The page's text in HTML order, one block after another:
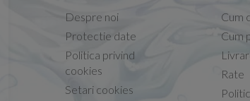
Conform descrierii!
13.02.2026
Despre noi
Protectie date
Politica privind
cookies
Setari cookies
Cum
Cum
Rate